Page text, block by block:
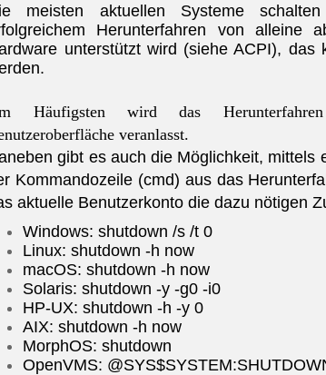
meisten aktuellen Systeme
Herunterfahren von alleine
unterstützt wird (siehe ACPI), das
Häufigsten wird das
veranlasst.
gibt es auch die Möglichkeit, mittels
Kommandozeile (cmd) aus das
aktuelle Benutzerkonto die dazu nötigen
Windows: shutdown /s /t 0
Linux: shutdown -h now
macOS: shutdown -h now
Solaris: shutdown -y -g0 -i0
HP-UX: shutdown -h -y 0
AIX: shutdown -h now
MorphOS: shutdown
OpenVMS: